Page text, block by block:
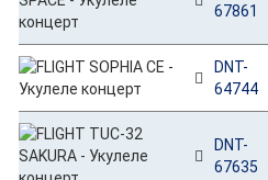
67861
DNT-
64744
DNT-
67635